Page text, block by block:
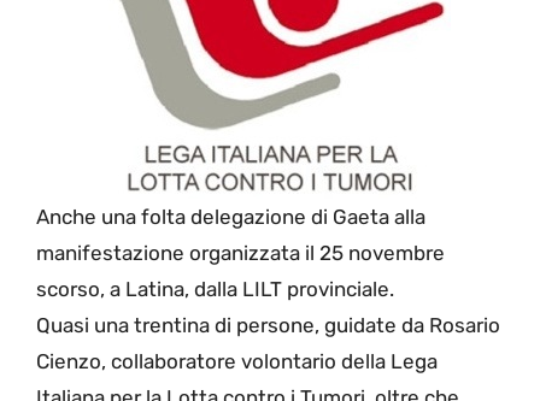
Anche una folta delegazione di Gaeta alla
manifestazione organizzata il 25 novembre
scorso, a Latina, dalla LILT provinciale.
Quasi una trentina di persone, guidate da Rosario
Cienzo, collaboratore volontario della Lega